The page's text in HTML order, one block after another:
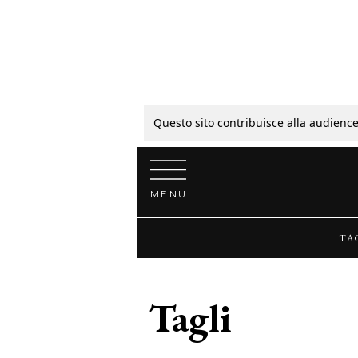
Questo sito contribuisce alla
Vai al contenuto
MENU
Tagli